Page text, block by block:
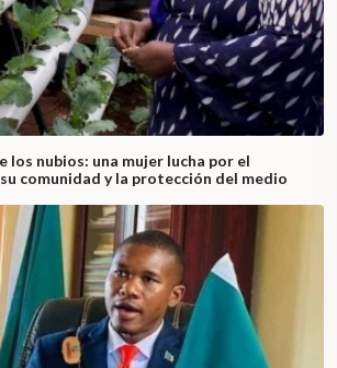
los nubios: una mujer lucha por el
comunidad y la protección del medio